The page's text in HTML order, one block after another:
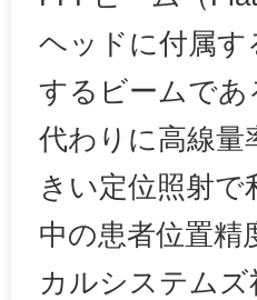
ヘッドに付属す
するビームであ
代わりに高線量
きい定位照射
中の患者位置精
カルシステムズ